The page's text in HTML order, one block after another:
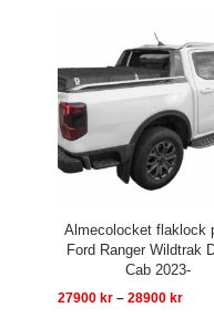
Almecolocket flaklock
Ford Ranger Wildtrak
Cab 2023-
27900 kr – 28900 kr
till